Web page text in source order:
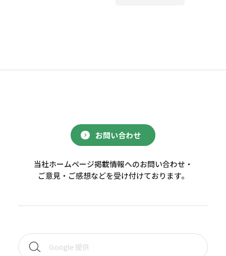
お問い合わせ
当社ホームページ掲載情報へのお問い合わせ・
ご意見・ご感想などを受け付けております。